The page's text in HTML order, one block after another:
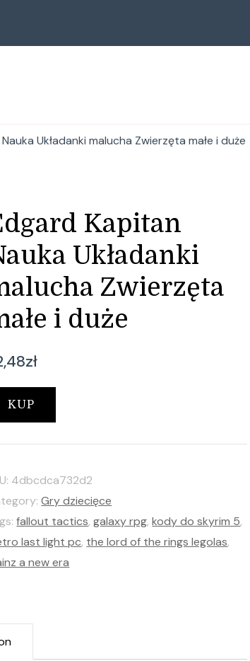
Układanki malucha Zwierzęta małe i duże
Kapitan
Układanki
Zwierzęta
i duże
zł
KUP
4dbcdca732d2
Gry dziecięce
fallout tactics,galaxy rpg,kody do skyrim 5,
last light pc, the lord of the rings legolas,
a new era